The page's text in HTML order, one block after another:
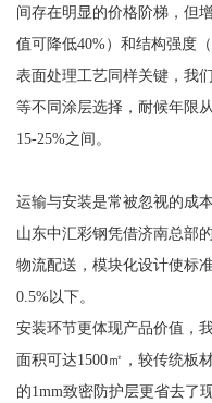
间存在明显的价格阶梯，但
值可降低40%）和结构强度
表面处理工艺同样关键，我
等不同涂层选择，耐候年限
15-25%之间。
运输与安装是常被忽视的成
山东中汇彩钢凭借济南总部
物流配送，模块化设计使标
0.5%以下。
安装环节更体现产品价值，
面积可达1500㎡，较传统板
的1mm致密防护层更省去了